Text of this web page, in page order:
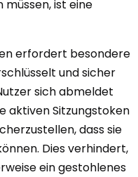
ist eine
erfordert besondere
und sicher
sich abmeldet
aktiven Sitzungstoken
dass sie
Dies verhindert,
ein gestohlenes